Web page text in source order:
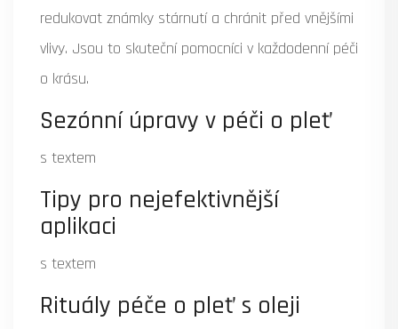
redukovat známky stárnutí a chránit před vnějšími
vlivy. Jsou to skuteční pomocníci v každodenní péči
o krásu.
Sezónní úpravy v péči o pleť
s textem
Tipy pro nejefektivnější
aplikaci
s textem
Rituály péče o pleť s oleji